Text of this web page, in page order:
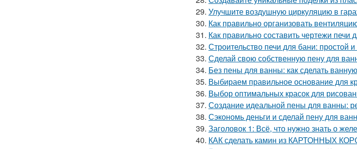
29. Улучшите воздушную циркуляцию в
30. Как правильно организовать
31. Как правильно составить чертежи печи
32. Строительство печи для бани: простой
33. Сделай свою собственную пену для
34. Без пены для ванны: как сделать
35. Выбираем правильное основание для
36. Выбор оптимальных красок для
37. Создание идеальной пены для ванны:
38. Сэкономь деньги и сделай пену для
39. Заголовок 1: Всё, что нужно знать о
40. КАК сделать камин из КАРТОННЫХ